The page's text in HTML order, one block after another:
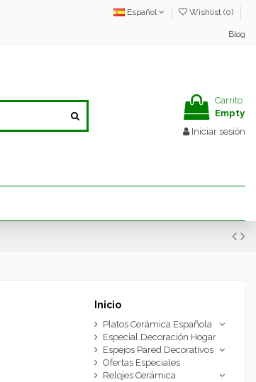
Español Wishlist (0)
Blog
Carrito
Empty
Iniciar sesión
Inicio
Platos Cerámica Española
Especial Decoración Hogar
Espejos Pared Decorativos
Ofertas Especiales
Relojes Cerámica